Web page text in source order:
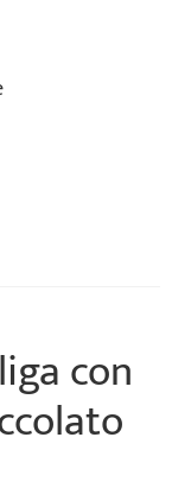
con